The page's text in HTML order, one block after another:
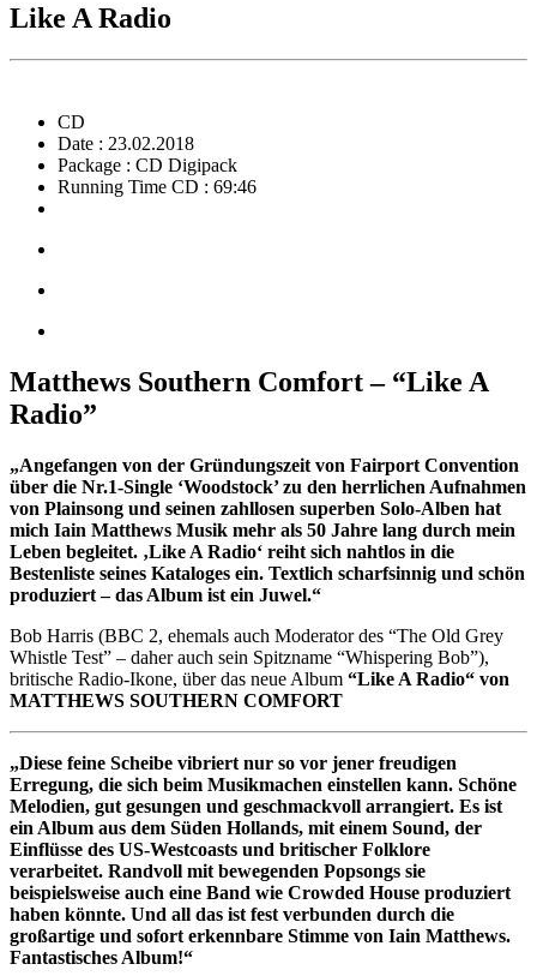
Like A Radio
CD
Date : 23.02.2018
Package : CD Digipack
Running Time CD : 69:46
Matthews Southern Comfort – “Like A
Radio”
„Angefangen von der Gründungszeit von Fairport Convention
über die Nr.1-Single ‘Woodstock’ zu den herrlichen Aufnahmen
von Plainsong und seinen zahllosen superben Solo-Alben hat
mich Iain Matthews Musik mehr als 50 Jahre lang durch mein
Leben begleitet. ‚Like A Radio‘ reiht sich nahtlos in die
Bestenliste seines Kataloges ein. Textlich scharfsinnig und schön
produziert – das Album ist ein Juwel.“
Bob Harris (BBC 2, ehemals auch Moderator des “The Old Grey
Whistle Test” – daher auch sein Spitzname “Whispering Bob”),
britische Radio-Ikone, über das neue Album “Like A Radio“ von
MATTHEWS SOUTHERN COMFORT
„Diese feine Scheibe vibriert nur so vor jener freudigen
Erregung, die sich beim Musikmachen einstellen kann. Schöne
Melodien, gut gesungen und geschmackvoll arrangiert. Es ist
ein Album aus dem Süden Hollands, mit einem Sound, der
Einflüsse des US-Westcoasts und britischer Folklore
verarbeitet. Randvoll mit bewegenden Popsongs sie
beispielsweise auch eine Band wie Crowded House produziert
haben könnte. Und all das ist fest verbunden durch die
großartige und sofort erkennbare Stimme von Iain Matthews.
Fantastisches Album!“